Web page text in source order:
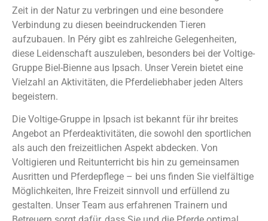
Zeit in der Natur zu verbringen und eine besondere
Verbindung zu diesen beeindruckenden Tieren
aufzubauen. In Péry gibt es zahlreiche Gelegenheiten,
diese Leidenschaft auszuleben, besonders bei der Voltige-
Gruppe Biel-Bienne aus Ipsach. Unser Verein bietet eine
Vielzahl an Aktivitäten, die Pferdeliebhaber jeden Alters
begeistern.
Die Voltige-Gruppe in Ipsach ist bekannt für ihr breites
Angebot an Pferdeaktivitäten, die sowohl den sportlichen
als auch den freizeitlichen Aspekt abdecken. Von
Voltigieren und Reitunterricht bis hin zu gemeinsamen
Ausritten und Pferdepflege – bei uns finden Sie vielfältige
Möglichkeiten, Ihre Freizeit sinnvoll und erfüllend zu
gestalten. Unser Team aus erfahrenen Trainern und